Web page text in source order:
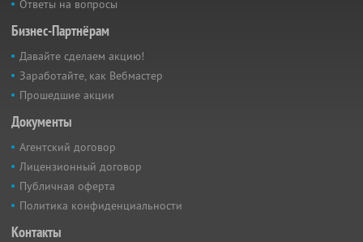
Ответы на вопросы
Бизнес-Партнёрам
Давайте сделаем акцию!
Заработайте, как Вебмастер
Прошедшие акции
Документы
Агентский договор
Лицензионный договор
Публичная оферта
Политика конфиденциальности
Контакты